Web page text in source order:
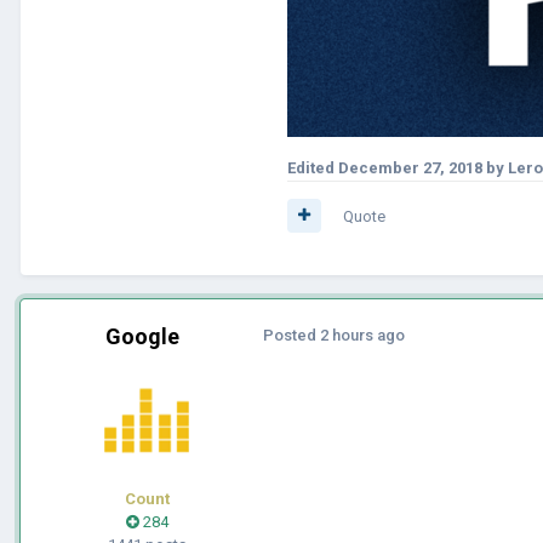
Edited December 27, 2018 by
Quote
Google
Count
284
Posted 2 hours ago